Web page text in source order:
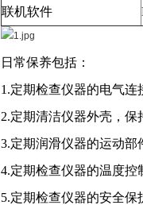
联机软件
日常保养包括：
1.定期检查仪器的电气
2.定期清洁仪器外壳，保
3.定期润滑仪器的运动
4.定期检查仪器的温度
5.定期检查仪器的安全